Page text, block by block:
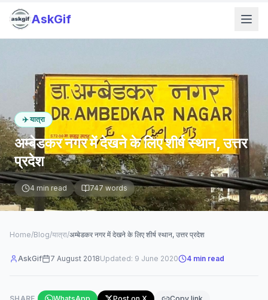
AskGif
✈️ यात्रा
अम्बेडकर नगर में देखने के लिए शीर्ष स्थान, उत्तर
प्रदेश
4 min read 747words
Home/Blog/यात्रा/अम्बेडकर नगर में देखने के लिए शीर्ष स्थान, उत्तर प्रदेश
AskGif 7 August 2018Updated: 9 June 2020 4 min read